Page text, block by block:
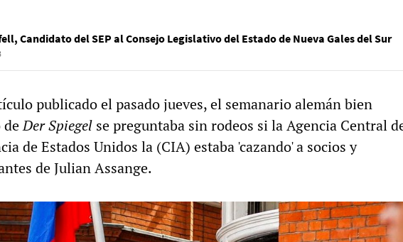
, Candidato del SEP al Consejo Legislativo del Estado de Nueva Gales del Sur
publicado el pasado jueves, el semanario alemán bien
deDer Spiegel se preguntaba sin rodeos si la Agencia Central
de Estados Unidos la (CIA) estaba 'cazando' a socios y
de Julian Assange.